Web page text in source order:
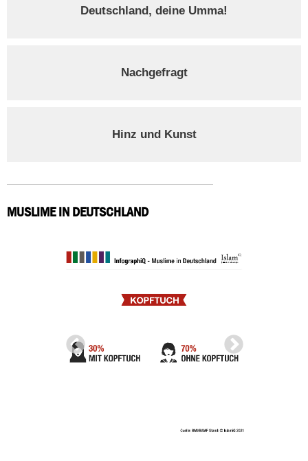
Deutschland, deine Umma!
Nachgefragt
Hinz und Kunst
MUSLIME IN DEUTSCHLAND